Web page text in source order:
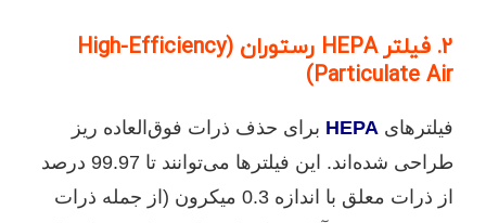
2. فیلتر HEPA رستوران (High-Efficiency
Particulate Air)
فیلترهای HEPA برای حذف ذرات فوق‌العاده ریز
طراحی شده‌اند. این فیلترها می‌توانند تا 99.97 درصد
از ذرات معلق با اندازه 0.3 میکرون (از جمله ذرات